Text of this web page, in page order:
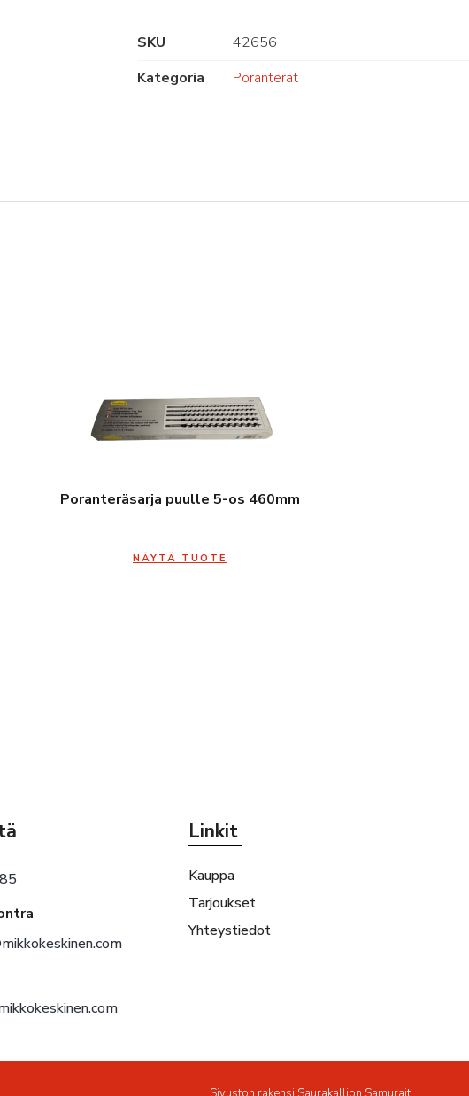
SKU
42656
Kategoria
Poranterät
Poranteräsarja puulle 5-os 460mm
NÄYTÄ TUOTE
Linkit
Kauppa
Tarjoukset
Yhteystiedot